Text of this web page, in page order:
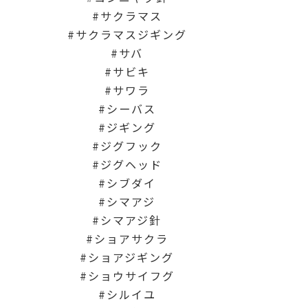
サクラマス
サクラマスジギング
サバ
サビキ
サワラ
シーバス
ジギング
ジグフック
ジグヘッド
シブダイ
シマアジ
シマアジ針
ショアサクラ
ショアジギング
ショウサイフグ
シルイユ